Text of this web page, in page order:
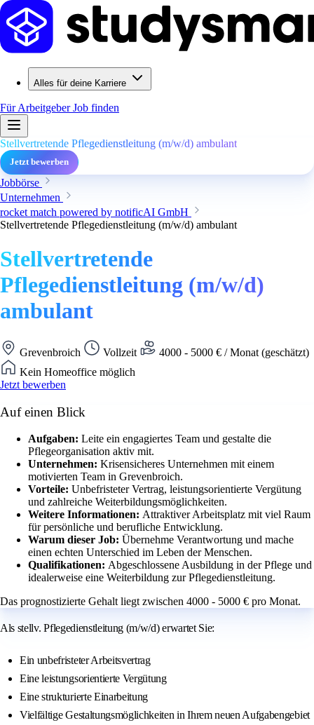
Alles für deine Karriere
Für ArbeitgeberJob finden
Stellvertretende Pflegedienstleitung (m/w/d) ambulant
Jetzt bewerben
Jobbörse
Unternehmen
rocket match powered by notificAI GmbH
Stellvertretende Pflegedienstleitung (m/w/d) ambulant
Stellvertretende
Pflegedienstleitung (m/w/d)
ambulant
Grevenbroich Vollzeit
4000 - 5000 € / Monat (geschätzt)
Kein Homeoffice möglich
Jetzt bewerben
Auf einen Blick
Aufgaben: Leite ein engagiertes Team und gestalte die
Pflegeorganisation aktiv mit.
Unternehmen: Krisensicheres Unternehmen mit einem
motivierten Team in Grevenbroich.
Vorteile: Unbefristeter Vertrag, leistungsorientierte Vergütung
und zahlreiche Weiterbildungsmöglichkeiten.
Weitere Informationen: Attraktiver Arbeitsplatz mit viel Raum
für persönliche und berufliche Entwicklung.
Warum dieser Job: Übernehme Verantwortung und mache
einen echten Unterschied im Leben der Menschen.
Qualifikationen: Abgeschlossene Ausbildung in der Pflege und
idealerweise eine Weiterbildung zur Pflegedienstleitung.
Das prognostizierte Gehalt liegt zwischen 4000 - 5000 € pro Monat.
Als stellv. Pflegedienstleitung (m/w/d) erwartet Sie:
Ein unbefristeter Arbeitsvertrag
Eine leistungsorientierte Vergütung
Eine strukturierte Einarbeitung
Vielfältige Gestaltungsmöglichkeiten in Ihrem neuen Aufgabengebiet